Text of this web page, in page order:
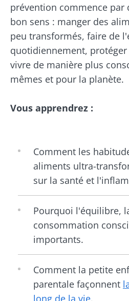
prévention commence par
bon sens : manger des
peu transformés, faire de
quotidiennement,
vivre de manière plus
mêmes et pour la planète.
Vous apprendrez :
Comment les
aliments ultra-
sur la santé et
Pourquoi l'équilibre,
consommation
importants.
Comment la petite
parentale façonnent
long de la vie.